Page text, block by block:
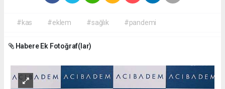
#kas #eklem #sağlık #pandemi
Habere Ek Fotoğraf(lar)